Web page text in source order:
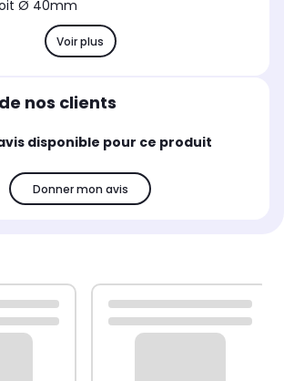
Ø 40mm
Voir plus
nos clients
disponible pour ce produit
Donner mon avis